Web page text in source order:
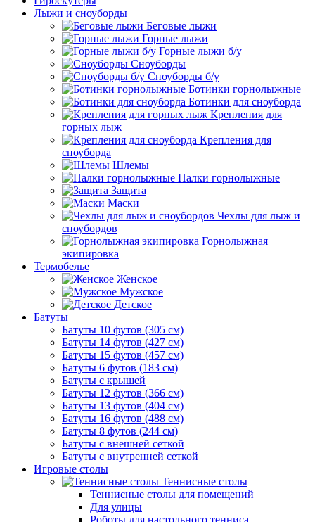
Лыжи и сноуборды
Беговые лыжи
Горные лыжи
Горные лыжи б/у
Сноуборды
Сноуборды б/у
Ботинки горнолыжные
Ботинки для сноуборда
Крепления для
горных лыж
Крепления для
сноуборда
Шлемы
Палки горнолыжные
Защита
Маски
Чехлы для лыж и
сноубордов
Горнолыжная
экипировка
Термобелье
Женское
Мужское
Детское
Батуты
Батуты 10 футов (305 см)
Батуты 14 футов (427 см)
Батуты 15 футов (457 см)
Батуты 6 футов (183 см)
Батуты с крышей
Батуты 12 футов (366 см)
Батуты 13 футов (404 см)
Батуты 16 футов (488 см)
Батуты 8 футов (244 см)
Батуты с внешней сеткой
Батуты с внутренней сеткой
Игровые столы
Теннисные столы
Теннисные столы для помещений
Для улицы
Роботы для настольного тенниса